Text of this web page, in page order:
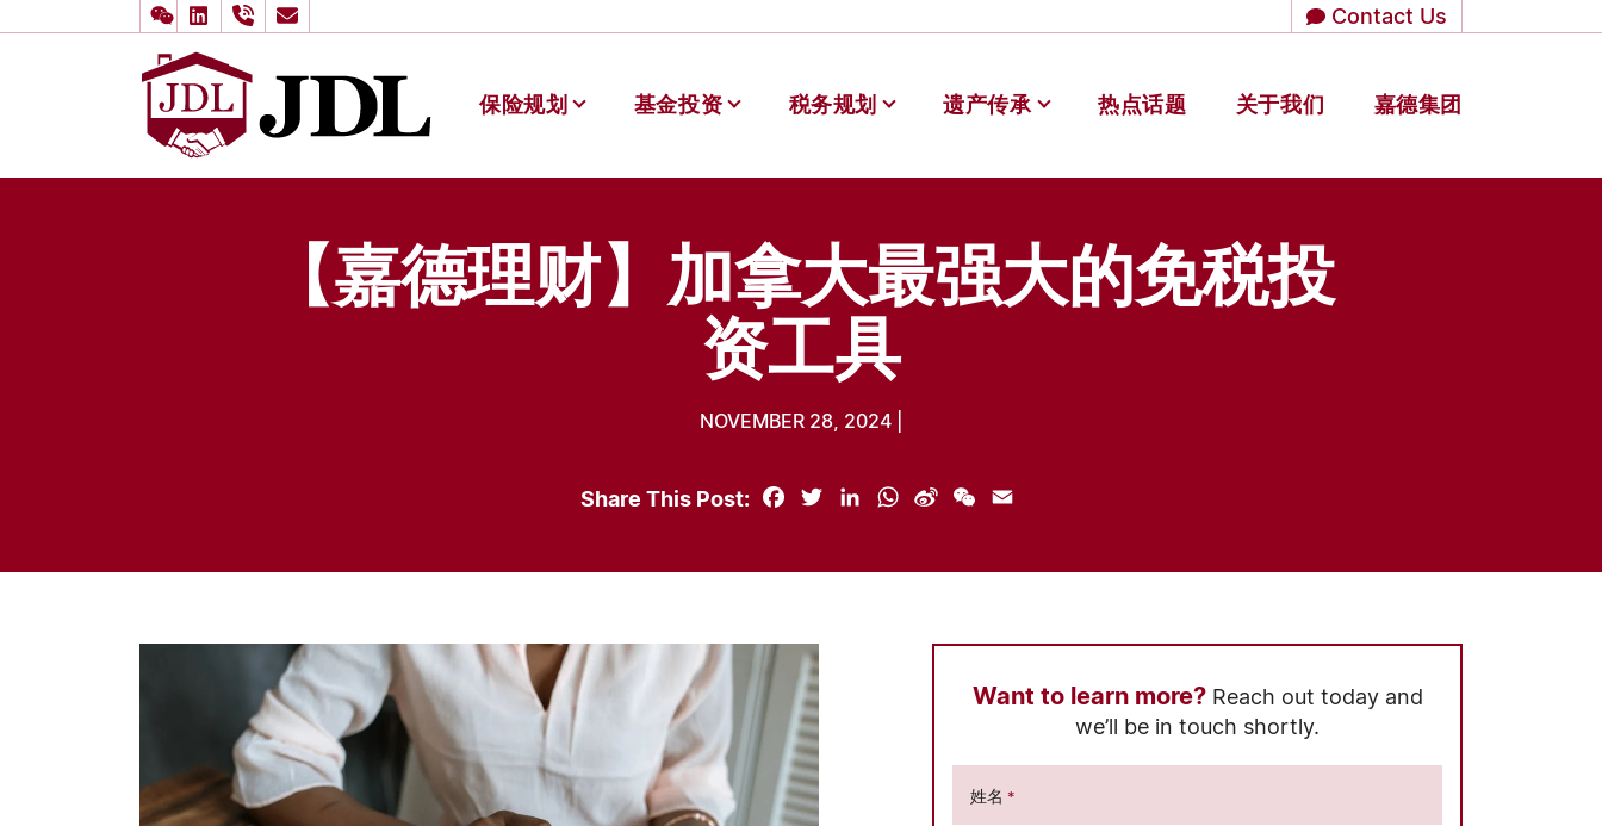
Contact Us
多伦多嘉德理财
保险规划 基金投资 税务规划 遗产传承 热点话题 关于我们 嘉德集团
【嘉德理财】加拿大最强大的免税投
资工具
NOVEMBER 28, 2024 |
Share This Post: Facebook
TwitterLinkedInWhatsApp
Sina
WeChat
Want to learn more? Reach out today and
we’ll be in touch shortly.
姓名 *